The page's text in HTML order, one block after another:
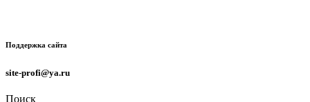
Поддержка сайта
site-profi@ya.ru
Поиск